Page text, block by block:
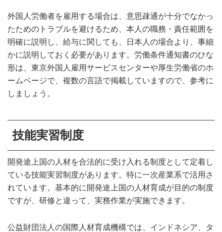
外国人労働者を雇用する場合は、意思疎通が十分でなかっ
たためのトラブルを避けるため、本人の職務・責任範囲を
明確に説明し、 給与に関しても、日本人の場合より、事細
かに説明しておく必要があります。労働条件通知書のひな
形は、東京外国人雇用サービスセンターや厚生労働省のホ
ームページで、複数の言語で掲載していますので、参考に
しましょう。
技能実習制度
開発途上国の人材を合法的に受け入れる制度として定着し
ている技能実習制度があります。特に一次産業系で活用さ
れています。基本的に開発途上国の人材育成が目的の制度
ですが、研修と違って、実務作業が実施できます。
公益財団法人の国際人材育成機構では、インドネシア、タ